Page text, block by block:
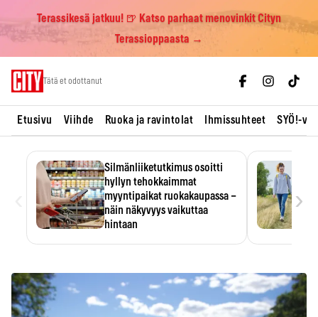
Terassikesä jatkuu! 🍺 Katso parhaat menovinkit Cityn
Terassioppaasta →
Tätä et odottanut
Etusivu Viihde Ruoka ja ravintolat Ihmissuhteet SYÖ!-
Silmänliiketutkimus osoitti
hyllyn tehokkaimmat
myyntipaikat ruokakaupassa –
näin näkyvyys vaikuttaa
hintaan
›